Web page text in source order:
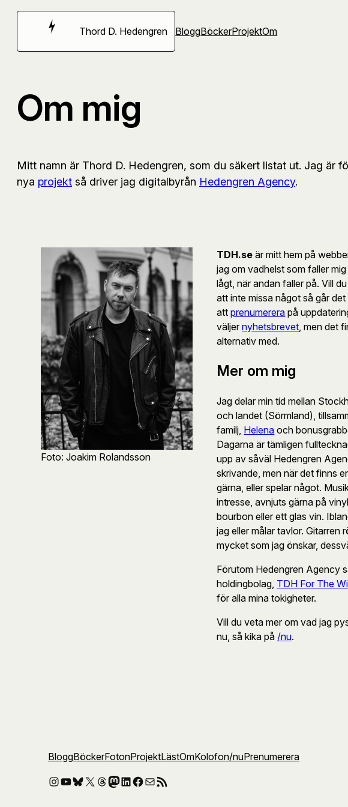
Hoppa
Thord D. Hedengren BloggBöckerProjektOm
Om mig
Mitt namn är Thord D. Hedengren, som du säkert listat ut. Jag är
nya projekt så driver jag digitalbyrån Hedengren Agency.
Foto: Joakim Rolandsson
TDH.se är mitt hem på
jag om vadhelst som faller
lågt, när andan faller på. Vill
att inte missa något så går det
attprenumerera på
väljernyhetsbrevet , men det
alternativ med.
Mer om mig
Jag delar min tid mellan
och landet (Sörmland),
familj, Helena och
Dagarna är tämligen
upp av såväl Hedengren
skrivande, men när det finns
gärna, eller spelar något.
intresse, avnjuts gärna på
bourbon eller ett glas vin.
jag eller målar tavlor. Gitarren
mycket som jag önskar,
Förutom Hedengren Agency
holdingbolag, TDH For The
för alla mina tokigheter.
Vill du veta mer om vad jag
nu, så kika på /nu.
BloggBöckerFotonProjektLästOmKolofon/nuPrenumerera
Instagram
YouTube
Bluesky
X Threads
Mastodon
LinkedIn
Facebook
E-postRSS-flöde